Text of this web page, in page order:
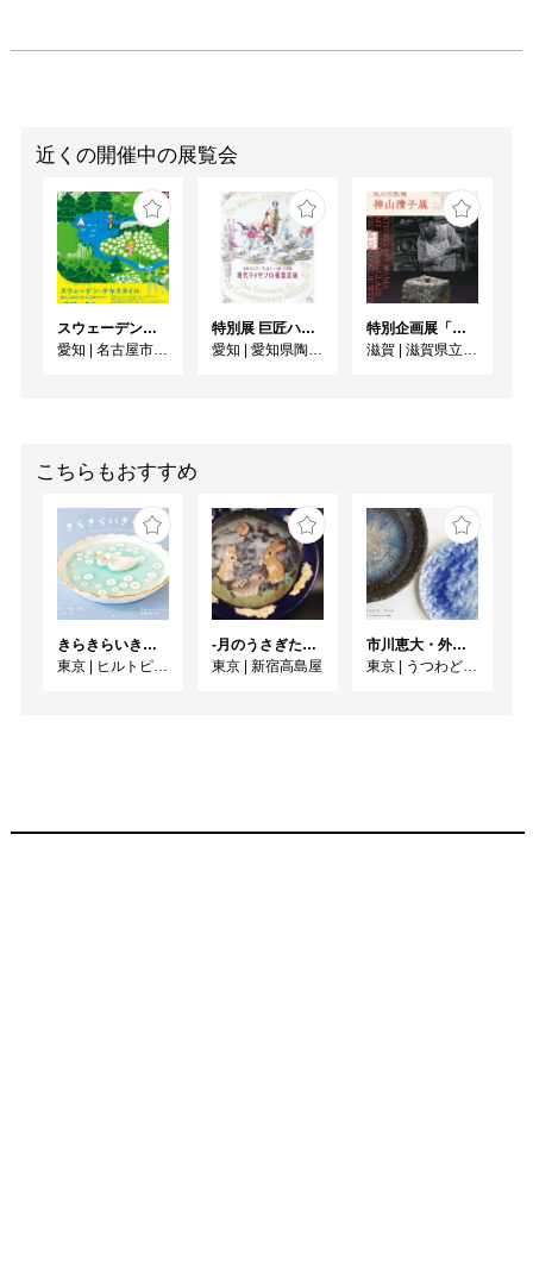
近くの開催中の展覧会
スウェーデン・テキスタイル 暮らしと自然に息づく北欧デザイン
愛知
名古屋市美術館
特別展 巨匠ハインツ・ヴェルナーの描いた物語（メルヘン） ー現代マイセンの磁器芸術ー
愛知
愛知県陶磁美術館
特別企画展「炎との対話から 私の自然釉－神山清子展」
滋賀
滋賀県立陶芸の森
こちらもおすすめ
きらきらいきもの展 2026 ~のんびりぷかぷかなつやすみのまき~
東京
ヒルトピアアートスクエア
-月のうさぎたち- 山野うさぎ 作陶展
東京
新宿高島屋
市川恵大・外池素之 2人展 「ふたつの土、息吹と鼓動」
東京
うつわどころ くるみ